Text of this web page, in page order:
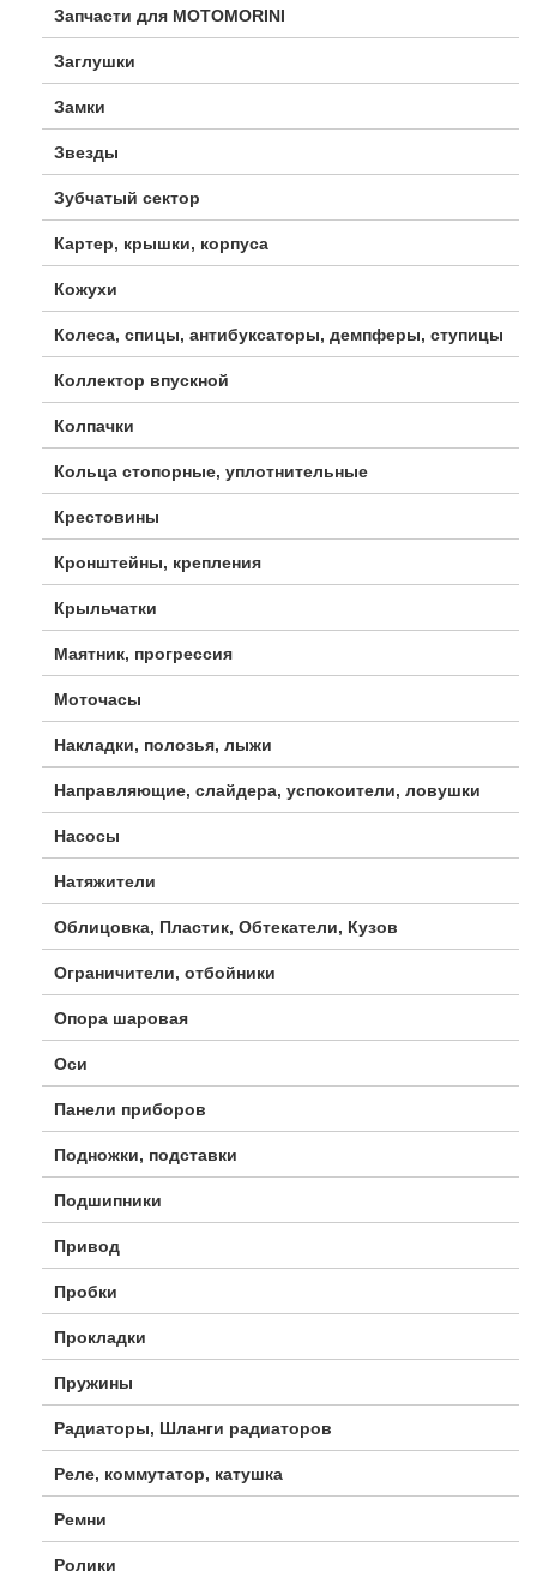
Запчасти для MOTOMORINI
Заглушки
Замки
Звезды
Зубчатый сектор
Картер, крышки, корпуса
Кожухи
Колеса, спицы, антибуксаторы, демпферы, ступицы
Коллектор впускной
Колпачки
Кольца стопорные, уплотнительные
Крестовины
Кронштейны, крепления
Крыльчатки
Маятник, прогрессия
Моточасы
Накладки, полозья, лыжи
Направляющие, слайдера, успокоители, ловушки
Насосы
Натяжители
Облицовка, Пластик, Обтекатели, Кузов
Ограничители, отбойники
Опора шаровая
Оси
Панели приборов
Подножки, подставки
Подшипники
Привод
Пробки
Прокладки
Пружины
Радиаторы, Шланги радиаторов
Реле, коммутатор, катушка
Ремни
Ролики